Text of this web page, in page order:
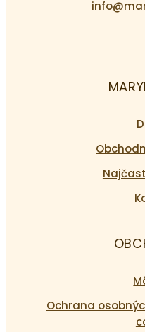
Ochrana